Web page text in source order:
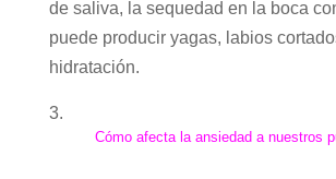
de saliva, la sequedad en la boca
puede producir yagas, labios
hidratación.
Cómo afecta la ansiedad a nuestros